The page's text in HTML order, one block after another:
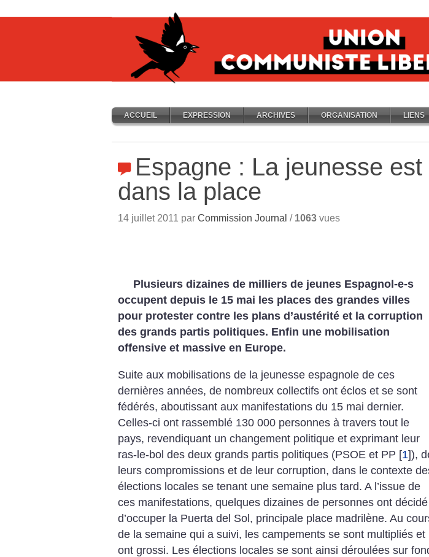
ACCUEIL EXPRESSION ARCHIVES ORGANISATION LIENS
Espagne : La jeunesse est
dans la place
14 juillet 2011 par Commission Journal / 1063 vues
Plusieurs dizaines de milliers de jeunes Espagnol-e-s
occupent depuis le 15 mai les places des grandes villes
pour protester contre les plans d’austérité et la corruption
des grands partis politiques. Enfin une mobilisation
offensive et massive en Europe.
Suite aux mobilisations de la jeunesse espagnole de ces
dernières années, de nombreux collectifs ont éclos et se sont
fédérés, aboutissant aux manifestations du 15 mai dernier.
Celles-ci ont rassemblé 130 000 personnes à travers tout le
pays, revendiquant un changement politique et exprimant leur
ras-le-bol des deux grands partis politiques (PSOE et PP [1]),
leurs compromissions et de leur corruption, dans le contexte
élections locales se tenant une semaine plus tard. A l’issue de
ces manifestations, quelques dizaines de personnes ont décidé
d’occuper la Puerta del Sol, principale place madrilène. Au
de la semaine qui a suivi, les campements se sont multipliés et
ont grossi. Les élections locales se sont ainsi déroulées sur